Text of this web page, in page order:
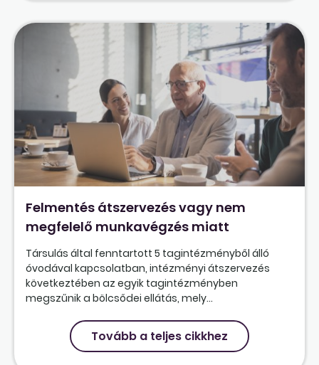
Felmentés átszervezés vagy nem
megfelelő munkavégzés miatt
Társulás által fenntartott 5 tagintézményből álló
óvodával kapcsolatban, intézményi átszervezés
következtében az egyik tagintézményben
megszűnik a bölcsődei ellátás, mely...
Tovább a teljes cikkhez